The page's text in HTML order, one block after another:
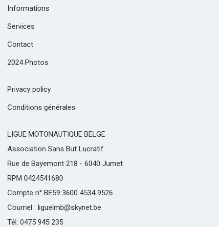
Informations
Services
Contact
2024 Photos
Privacy policy
Conditions générales
LIGUE MOTONAUTIQUE BELGE
Association Sans But Lucratif
Rue de Bayemont 218 - 6040 Jumet
RPM 0424541680
Compte n° BE59 3600 4534 9526
Courriel : liguelmb@skynet.be
Tél: 0475 945 235